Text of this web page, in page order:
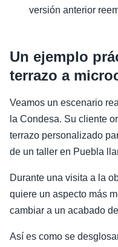
versión anterior
Un ejemplo
terrazo a
Veamos un escenario
la Condesa. Su cliente
terrazo personalizado
de un taller en Puebla
Durante una visita a la
quiere un aspecto más
cambiar a un acabado
Así es como se